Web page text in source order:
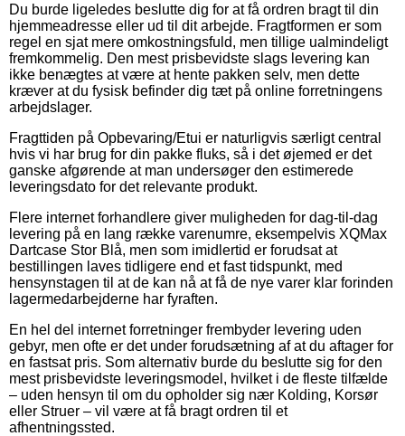
Du burde ligeledes beslutte dig for at få ordren bragt til din
hjemmeadresse eller ud til dit arbejde. Fragtformen er som
regel en sjat mere omkostningsfuld, men tillige ualmindeligt
fremkommelig. Den mest prisbevidste slags levering kan
ikke benægtes at være at hente pakken selv, men dette
kræver at du fysisk befinder dig tæt på online forretningens
arbejdslager.
Fragttiden på Opbevaring/Etui er naturligvis særligt central
hvis vi har brug for din pakke fluks, så i det øjemed er det
ganske afgørende at man undersøger den estimerede
leveringsdato for det relevante produkt.
Flere internet forhandlere giver muligheden for dag-til-dag
levering på en lang række varenumre, eksempelvis XQMax
Dartcase Stor Blå, men som imidlertid er forudsat at
bestillingen laves tidligere end et fast tidspunkt, med
hensynstagen til at de kan nå at få de nye varer klar forinden
lagermedarbejderne har fyraften.
En hel del internet forretninger frembyder levering uden
gebyr, men ofte er det under forudsætning af at du aftager for
en fastsat pris. Som alternativ burde du beslutte sig for den
mest prisbevidste leveringsmodel, hvilket i de fleste tilfælde
– uden hensyn til om du opholder sig nær Kolding, Korsør
eller Struer – vil være at få bragt ordren til et
afhentningssted.